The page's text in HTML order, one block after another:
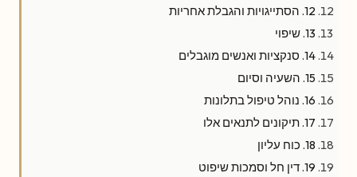
12. הסתייגויות והגבלת אחריות
13. שיפוי
14. סנקציות ואנשים מוגבלים
15. השעיה וסיום
16. נוהל טיפול בתלונות
17. תיקונים לתנאים אלו
18. כוח עליון
19. דין חל וסמכות שיפוט